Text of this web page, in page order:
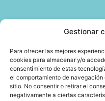
Gestionar
Para ofrecer las mejores
cookies para almacenar y/o
consentimiento de estas
el comportamiento de
sitio. No consentir o retirar el
negativamente a ciertas
Descubre más sobre
Mi libro: La felicidad:
Blog: Reflexiones
Agendar cita